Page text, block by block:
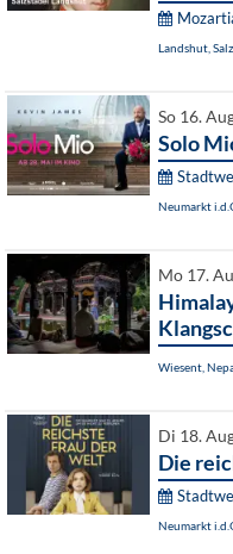
Landshut,
So 16.
Solo
Neumarkt
Mo 17.
Wiesent,
Di 18.
Die
Neumarkt